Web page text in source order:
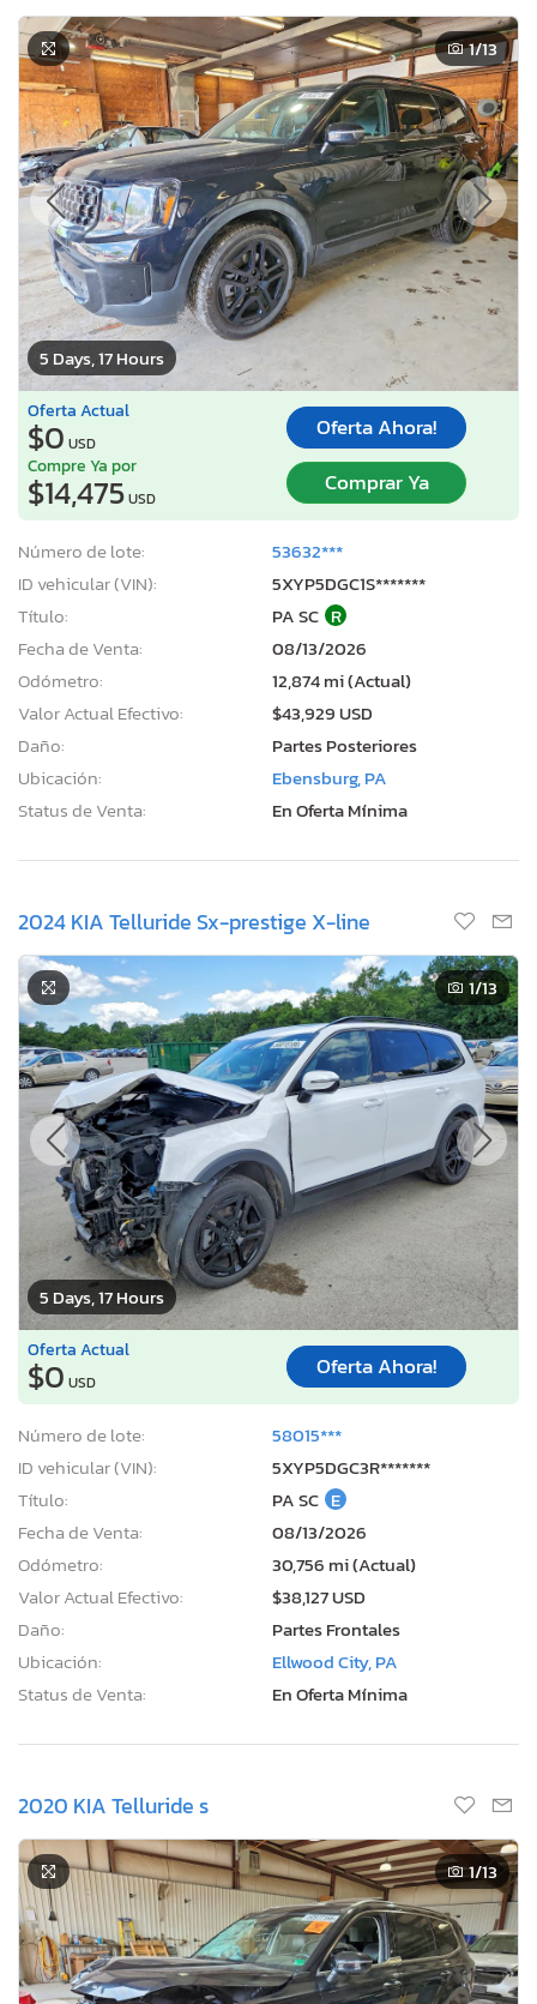
5 Days, 17 Hours
1/13
Oferta Actual
$0 USD
Oferta Ahora!
Compre Ya por
$14,475USD
Comprar Ya
Número de lote:
53632***
ID vehicular (VIN):
5XYP5DGC1S*******
Título:
PA SC R
Fecha de Venta:
08/13/2026
Odómetro:
12,874 mi (Actual)
Valor Actual Efectivo:
$43,929 USD
Daño:
Partes Posteriores
Ubicación:
Ebensburg, PA
Status de Venta:
En Oferta Mínima
2024 KIA Telluride Sx-prestige X-line
5 Days, 17 Hours
1/13
Oferta Actual
$0 USD
Oferta Ahora!
Número de lote:
58015***
ID vehicular (VIN):
5XYP5DGC3R*******
Título:
PA SC E
Fecha de Venta:
08/13/2026
Odómetro:
30,756 mi (Actual)
Valor Actual Efectivo:
$38,127 USD
Daño:
Partes Frontales
Ubicación:
Ellwood City, PA
Status de Venta:
En Oferta Mínima
2020 KIA Telluride s
1/13